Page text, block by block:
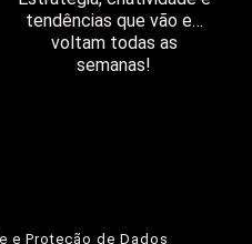
tendências que vão e…
voltam todas as
semanas!
e Proteção de Dados